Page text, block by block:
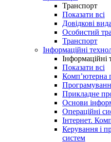
Транспорт
Показати всі
Довідкові
Особистий
Транспорт
Інформаційні
Інформаційні
Показати всі
Комп’ютерна
Прикладне
Основи
Операційні
Інтернет.
Керування і
систем